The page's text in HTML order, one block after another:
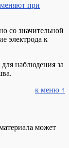
при
со значительной
электрода к
наблюдения за
к меню ↑
может